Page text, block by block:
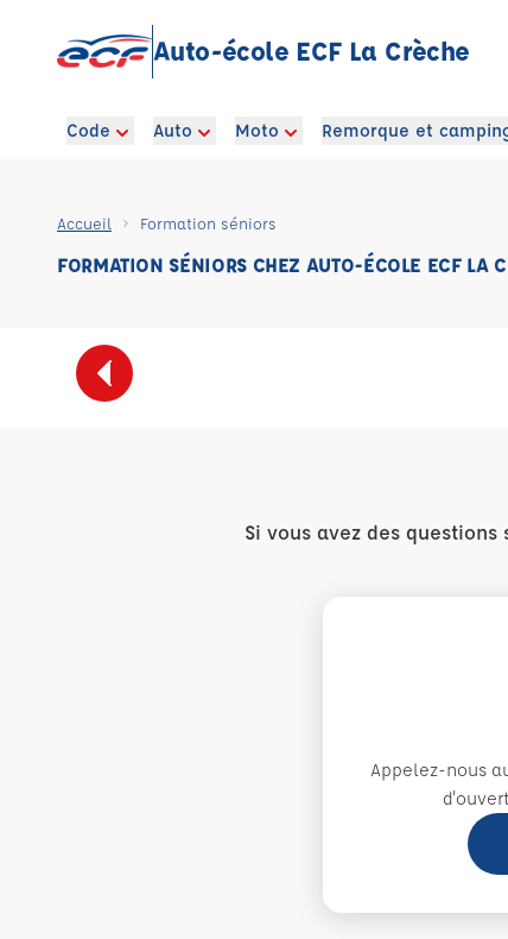
Auto-école ECF La Crèche
Code Auto Moto Remorque et
Accueil Formation séniors
FORMATION SÉNIORS CHEZ AUTO-ÉCOLE ECF LA
Si vous avez des
Appelez-nous